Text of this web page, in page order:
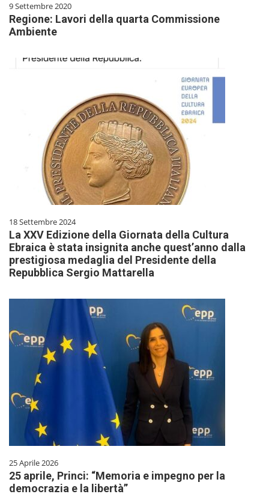
9 Settembre 2020
Regione: Lavori della quarta Commissione
Ambiente
18 Settembre 2024
La XXV Edizione della Giornata della Cultura
Ebraica è stata insignita anche quest’anno dalla
prestigiosa medaglia del Presidente della
Repubblica Sergio Mattarella
25 Aprile 2026
25 aprile, Princi: “Memoria e impegno per la
democrazia e la libertà”